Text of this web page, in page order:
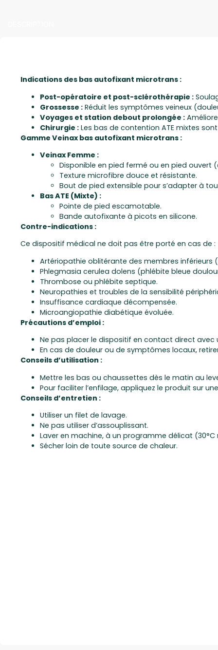
Indications des bas autofixant microtrans :
Post-opératoire et post-sclérothérapie :
Grossesse : Réduit les symptômes veineux
Voyages et station debout prolongée :
Chirurgie : Les bas de contention ATE mixtes
Gamme Veinax bas autofixant microtrans :
Veinax Femme :
Disponible en pied fermé ou en pied ouvert
Texture microfibre douce et résistante.
Bout de pied extensible pour s’adapter à
Bas ATE (Mixte) :
Pointe de pied escamotable.
Bande autofixante à picots en silicone.
Contre-indications :
Ce dispositif médical ne doit pas être porté en cas de :
Artériopathie oblitérante des membres inférieurs
Phlegmasia cerulea dolens (phlébite bleue
Thrombose ou phlébite septique.
Neuropathies et troubles de la sensibilité
Insuffisance cardiaque décompensée.
Microangiopathie diabétique évoluée.
Précautions d’emploi :
Ne pas placer le dispositif en contact direct avec
En cas de douleur ou de symptômes locaux,
Conseils d’utilisation :
Mettre les bas ou chaussettes dès le matin au
Pour faciliter l’enfilage, appliquez le produit sur
Conseils d’entretien :
Utiliser un filet de lavage.
Ne pas utiliser d’assouplissant.
Laver en machine, à un programme délicat
Sécher loin de toute source de chaleur.